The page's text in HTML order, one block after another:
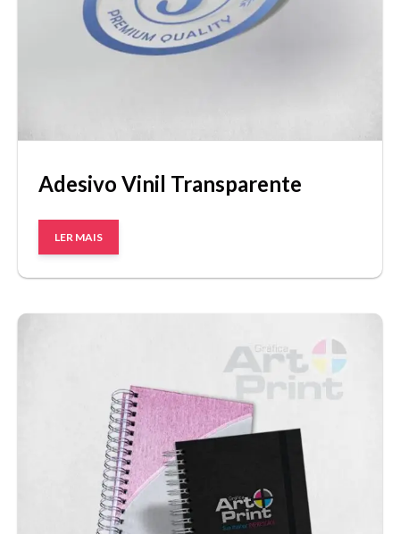
Adesivo Vinil Transparente
LER MAIS